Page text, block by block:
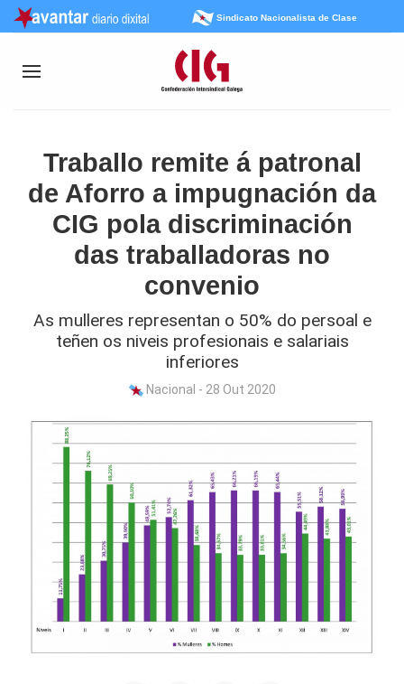
Sindicato Nacionalista de Clase
Traballo remite á patronal
de Aforro a impugnación da
CIG pola discriminación
das traballadoras no
convenio
As mulleres representan o 50% do persoal e
teñen os niveis profesionais e salariais
inferiores
Nacional - 28 Out 2020